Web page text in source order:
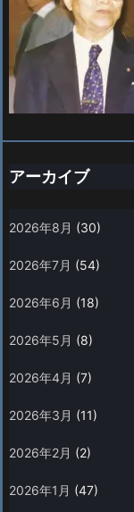
アーカイブ
2026年8月 (30)
2026年7月 (54)
2026年6月 (18)
2026年5月 (8)
2026年4月 (7)
2026年3月 (11)
2026年2月 (2)
2026年1月 (47)